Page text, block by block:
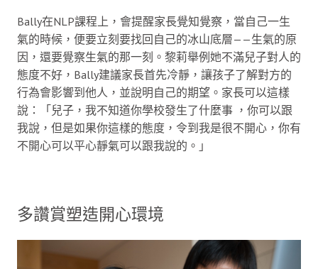
Bally在NLP課程上，會提醒家長覺知覺察，當自己一生
氣的時候，便要立刻要找回自己的冰山底層——生氣的原
因，還要覺察生氣的那一刻。黎莉舉例她不滿兒子對人的
態度不好，Bally建議家長首先冷靜，讓孩子了解對方的
行為會影響到他人，並說明自己的期望。家長可以這樣
說：「兒子，我不知道你學校發生了什麼事 ，你可以跟
我說，但是如果你這樣的態度，令到我是很不開心，你有
不開心可以平心靜氣可以跟我說的。」
多讚賞塑造開心環境